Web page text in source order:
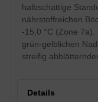
Rinde
Wurzeln
Boden
halbschattige
nährstoffreichen
-15,0 °C (Zone
grün-gelblichen
streifig
Details